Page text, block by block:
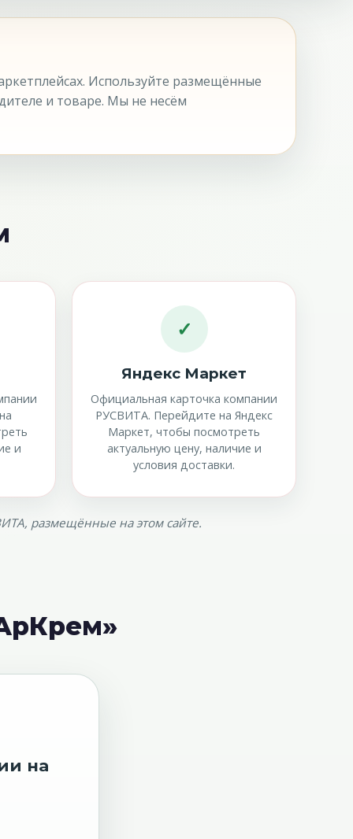
Используйте размещённые
и товаре. Мы не несём
и
✓
Яндекс Маркет
Официальная карточка компании
РУСВИТА. Перейдите на Яндекс
Маркет, чтобы посмотреть
актуальную цену, наличие и
условия доставки.
размещённые на этом сайте.
на